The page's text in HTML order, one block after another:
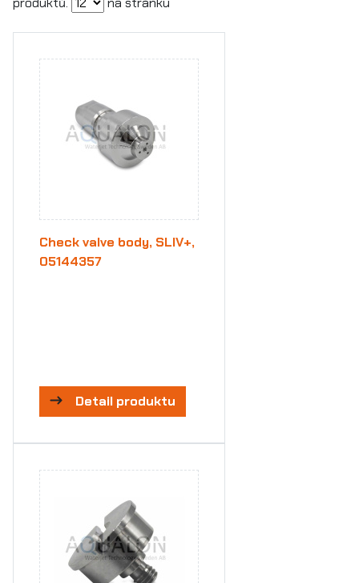
Check valve body, SLIV+,
05144357
Detail produktu